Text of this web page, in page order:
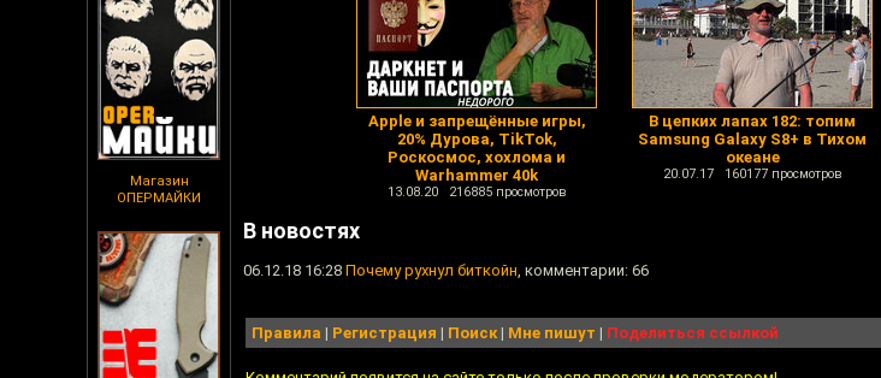
Магазин
ОПЕРМАЙКИ
Apple и запрещённые игры,
20% Дурова, TikTok,
Роскосмос, хохлома и
Warhammer 40k
13.08.20 216885 просмотров
В цепких лапах 182: топим
Samsung Galaxy S8+ в Тихом
океане
20.07.17 160177 просмотров
В новостях
06.12.18 16:28 Почему рухнул биткойн, комментарии: 66
Правила | Регистрация | Поиск| Мне пишут | Поделиться ссылкой